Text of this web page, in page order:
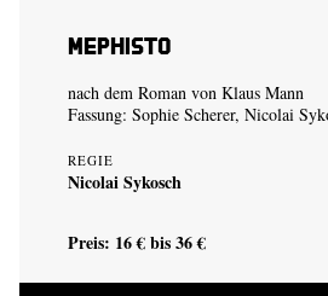
Mephisto
nach dem Roman von Klaus Mann
Fassung: Sophie Scherer, Nicolai
REGIE
Nicolai Sykosch
Preis: 16 € bis 36 €